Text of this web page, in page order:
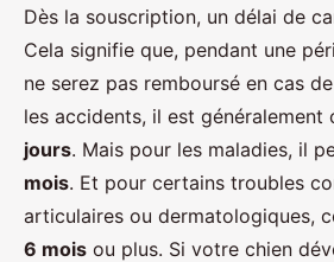
Dès la souscription, un délai de
Cela signifie que, pendant une
ne serez pas remboursé en cas
les accidents, il est généralement
jours. Mais pour les maladies, il
mois. Et pour certains troubles
articulaires ou dermatologiques,
6 mois ou plus. Si votre chien